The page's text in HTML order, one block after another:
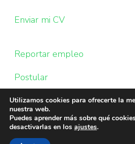
Enviar mi CV
Reportar empleo
Postular
Utilizamos cookies para ofrecerte la
nuestra web.
Puedes aprender más sobre qué
desactivarlas en los ajustes.